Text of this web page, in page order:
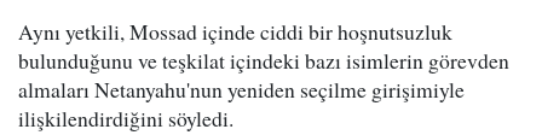
Aynı yetkili, Mossad içinde ciddi bir hoşnutsuzluk
bulunduğunu ve teşkilat içindeki bazı isimlerin görevden
almaları Netanyahu'nun yeniden seçilme girişimiyle
ilişkilendirdiğini söyledi.